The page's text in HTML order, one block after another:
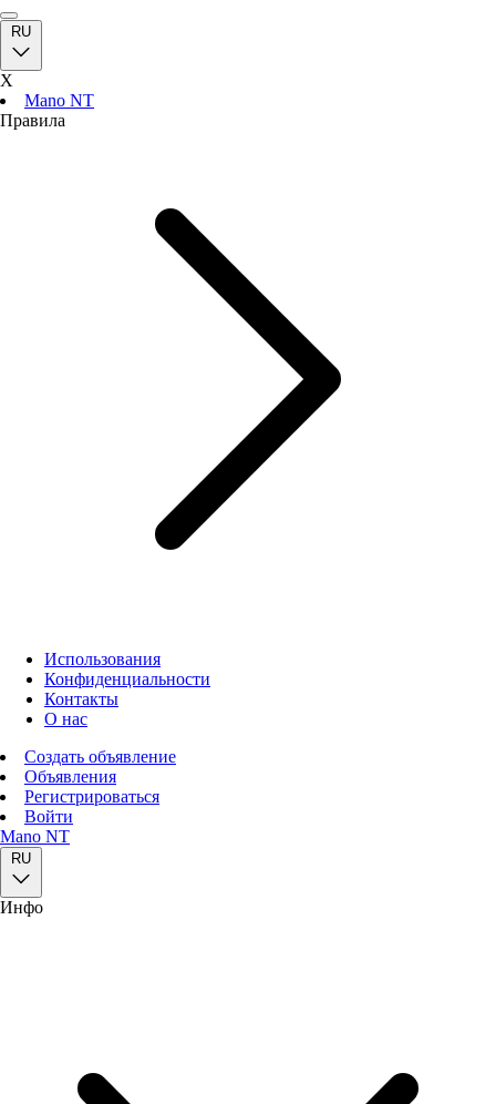
X
Mano NT
Правила
Использования
Конфиденциальности
Контакты
О нас
Создать объявление
Объявления
Регистрироваться
Войти
Mano NT
Инфо